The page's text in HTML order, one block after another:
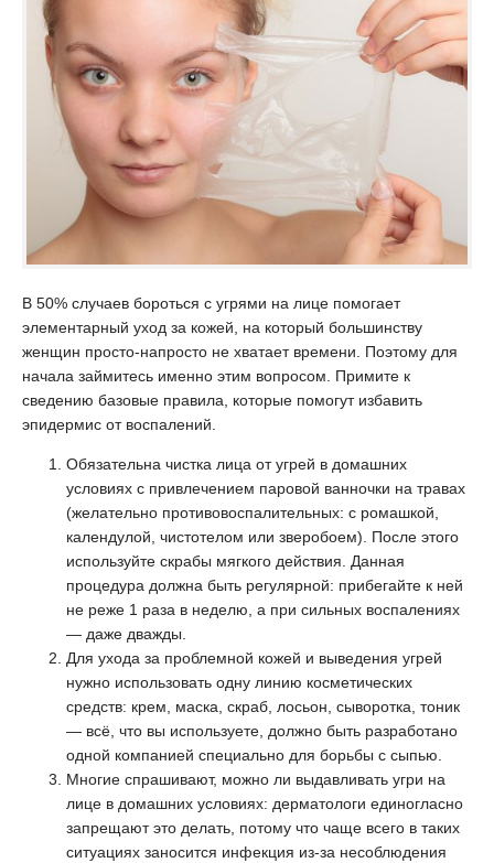
В 50% случаев бороться с угрями на лице помогает
элементарный уход за кожей, на который большинству
женщин просто-напросто не хватает времени. Поэтому для
начала займитесь именно этим вопросом. Примите к
сведению базовые правила, которые помогут избавить
эпидермис от воспалений.
Обязательна чистка лица от угрей в домашних
условиях с привлечением паровой ванночки на травах
(желательно противовоспалительных: с ромашкой,
календулой, чистотелом или зверобоем). После этого
используйте скрабы мягкого действия. Данная
процедура должна быть регулярной: прибегайте к ней
не реже 1 раза в неделю, а при сильных воспалениях
— даже дважды.
Для ухода за проблемной кожей и выведения угрей
нужно использовать одну линию косметических
средств: крем, маска, скраб, лосьон, сыворотка, тоник
— всё, что вы используете, должно быть разработано
одной компанией специально для борьбы с сыпью.
Многие спрашивают, можно ли выдавливать угри на
лице в домашних условиях: дерматологи единогласно
запрещают это делать, потому что чаще всего в таких
ситуациях заносится инфекция из-за несоблюдения